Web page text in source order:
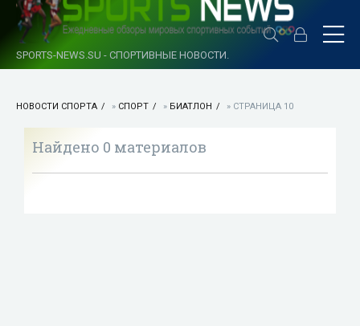
SPORTS-NEWS.SU - СПОРТИВНЫЕ НОВОСТИ.
НОВОСТИ СПОРТА » СПОРТ » БИАТЛОН » СТРАНИЦА 10
Найдено 0 материалов